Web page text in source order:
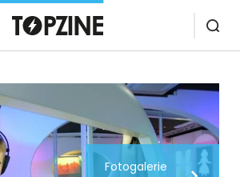
Fotogalerie